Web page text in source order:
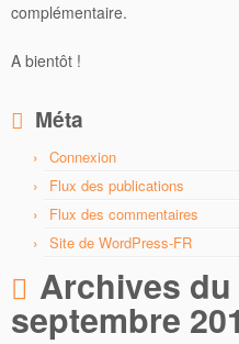
complémentaire.
A bientôt !
Méta
Connexion
Flux des publications
Flux des commentaires
Site de WordPress-FR
Archives
septembre